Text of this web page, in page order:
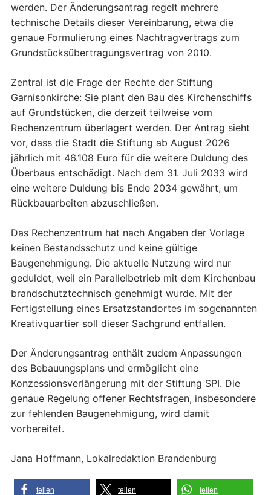
werden. Der Änderungsantrag regelt mehrere
technische Details dieser Vereinbarung, etwa die
genaue Formulierung eines Nachtragvertrags zum
Grundstücksübertragungsvertrag von 2010.
Zentral ist die Frage der Rechte der Stiftung
Garnisonkirche: Sie plant den Bau des Kirchenschiffs
auf Grundstücken, die derzeit teilweise vom
Rechenzentrum überlagert werden. Der Antrag sieht
vor, dass die Stadt die Stiftung ab August 2026
jährlich mit 46.108 Euro für die weitere Duldung des
Überbaus entschädigt. Nach dem 31. Juli 2033 wird
eine weitere Duldung bis Ende 2034 gewährt, um
Rückbauarbeiten abzuschließen.
Das Rechenzentrum hat nach Angaben der Vorlage
keinen Bestandsschutz und keine gültige
Baugenehmigung. Die aktuelle Nutzung wird nur
geduldet, weil ein Parallelbetrieb mit dem Kirchenbau
brandschutztechnisch genehmigt wurde. Mit der
Fertigstellung eines Ersatzstandortes im sogenannten
Kreativquartier soll dieser Sachgrund entfallen.
Der Änderungsantrag enthält zudem Anpassungen
des Bebauungsplans und ermöglicht eine
Konzessionsverlängerung mit der Stiftung SPI. Die
genaue Regelung offener Rechtsfragen, insbesondere
zur fehlenden Baugenehmigung, wird damit
vorbereitet.
Jana Hoffmann, Lokalredaktion Brandenburg
teilen teilen teilen